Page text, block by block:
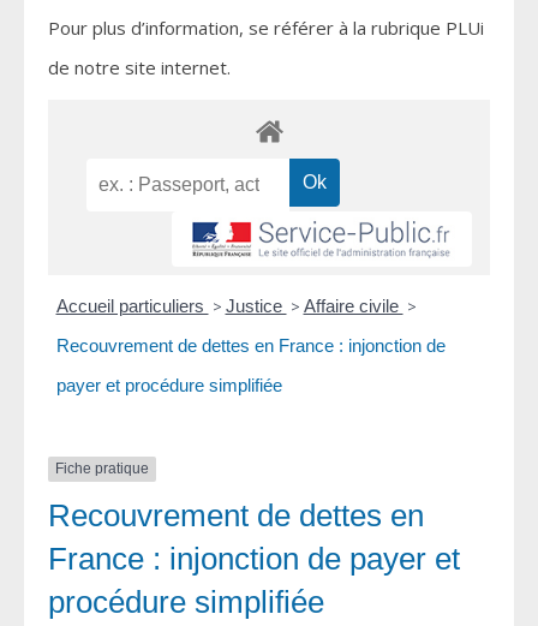
Pour plus d’information, se référer à la rubrique PLUi
de notre site internet.
Accueil particuliers > Justice > Affaire civile >
Recouvrement de dettes en France : injonction de
payer et procédure simplifiée
Fiche pratique
Recouvrement de dettes en
France : injonction de payer et
procédure simplifiée